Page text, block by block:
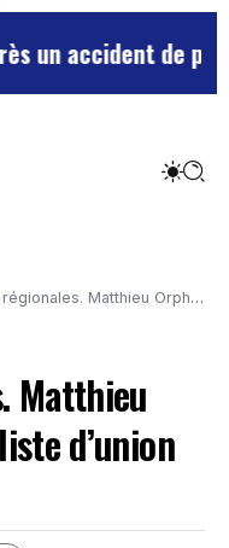
accident de
Orphelin dévoile sa liste d’union en Maine-et-Loire.
Matthieu
d’union